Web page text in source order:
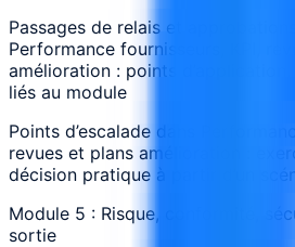
Passages de relais et
Performance fournisseurs, KPI,
amélioration : points d’application,
liés au module
Points d’escalade dans
revues et plans amélioration :
décision pratique à partir d’un
Module 5 : Risque, conformité,
sortie